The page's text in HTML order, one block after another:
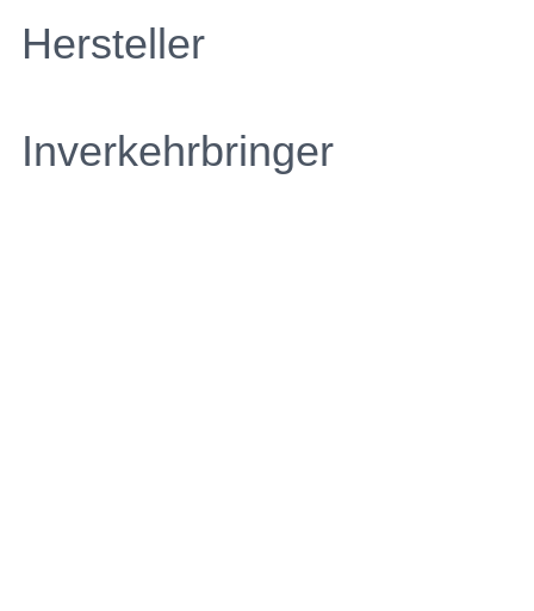
Hersteller
Inverkehrbringer